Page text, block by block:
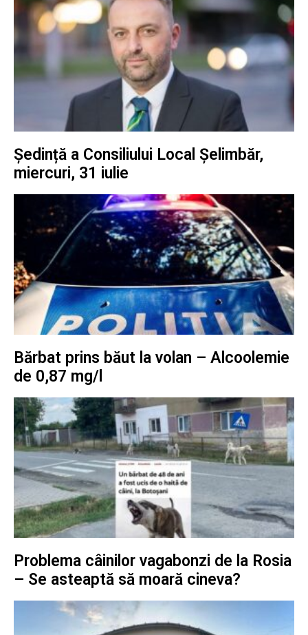
Ședință a Consiliului Local Șelimbăr,
miercuri, 31 iulie
Bărbat prins băut la volan – Alcoolemie
de 0,87 mg/l
Problema câinilor vagabonzi de la Rosia
– Se asteaptă să moară cineva?